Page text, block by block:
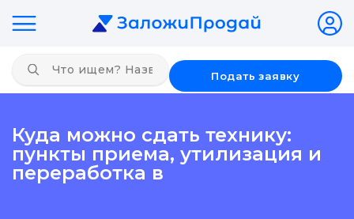
Подать заявку
Куда можно сдать технику:
пункты приема, утилизация и
переработка в